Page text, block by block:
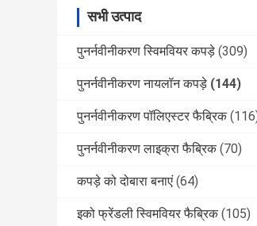
सभी उत्पाद
पुनर्नवीनीकरण स्विमवियर कपड़े (309)
पुनर्नवीनीकरण नायलॉन कपड़े (144)
पुनर्नवीनीकरण पॉलिएस्टर फैब्रिक
पुनर्नवीनीकरण लाइक्रा फैब्रिक (70)
कपड़े को दोबारा बनाएं (64)
इको फ्रेंडली स्विमवियर फैब्रिक (105)